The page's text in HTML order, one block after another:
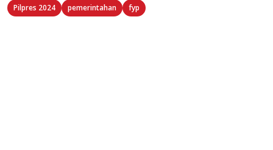
Pilpres 2024 pemerintahan fyp